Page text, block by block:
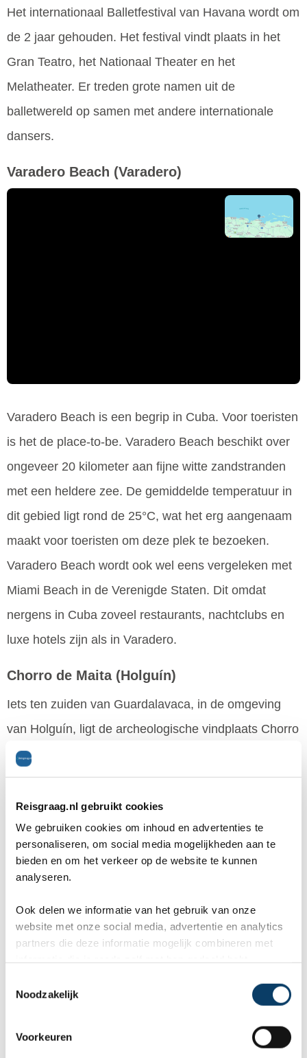
Reisgraag.nl gebruikt cookies
We gebruiken cookies om inhoud en advertenties te
personaliseren, om social media mogelijkheden aan te
bieden en om het verkeer op de website te kunnen
analyseren.
Ook delen we informatie van het gebruik van onze
website met onze social media, advertentie en analytics
partners die deze informatie mogelijk combineren met
Noodzakelijk
Voorkeuren
Het internationaal Balletfestival van Havana wordt om
de 2 jaar gehouden. Het festival vindt plaats in het
Gran Teatro, het Nationaal Theater en het
Melatheater. Er treden grote namen uit de
balletwereld op samen met andere internationale
dansers.
Varadero Beach (Varadero)
Varadero Beach is een begrip in Cuba. Voor toeristen
is het de place-to-be. Varadero Beach beschikt over
ongeveer 20 kilometer aan fijne witte zandstranden
met een heldere zee. De gemiddelde temperatuur in
dit gebied ligt rond de 25°C, wat het erg aangenaam
maakt voor toeristen om deze plek te bezoeken.
Varadero Beach wordt ook wel eens vergeleken met
Miami Beach in de Verenigde Staten. Dit omdat
nergens in Cuba zoveel restaurants, nachtclubs en
luxe hotels zijn als in Varadero.
Chorro de Maita (Holguín)
Iets ten zuiden van Guardalavaca, in de omgeving
van Holguín, ligt de archeologische vindplaats Chorro
de Maita. Hier vind je overblijfselen van de inheemse
Taíno-indianen en is een Taíno-dorp nagebootst. Het
is de grootste begraafplaats van de Grote en Kleine
Antillen.
Fortaleza de San Carlos de la Cabaña
(Havana)